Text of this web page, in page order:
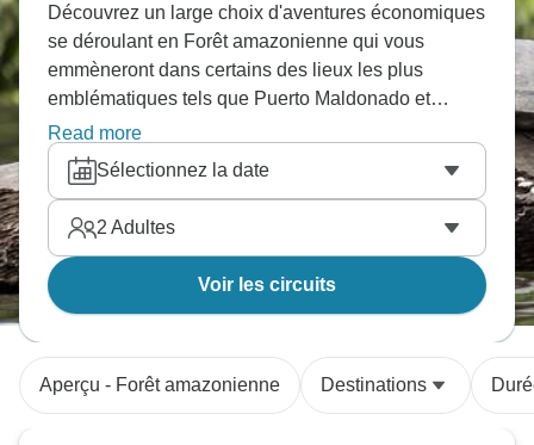
Découvrez un large choix d'aventures économiques
se déroulant en Forêt amazonienne qui vous
emmèneront dans certains des lieux les plus
emblématiques tels que Puerto Maldonado et
Réserve nationale de Tambopata. Chacun de ces
circuits à prix doux vous fera vivre des experiences
incroyables aux meilleurs prix du marché.
Read more
Sélectionnez la date
2 Adultes
Voir les circuits
Aperçu - Forêt amazonienne Destinations